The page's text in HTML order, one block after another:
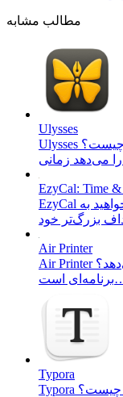
مطالب مشابه
Ulysses
Ulysses چیست؟ Ulysses به شما اجازه تمرکز کردن در
EzyCal: Time &
EzyCal یک تقویم برای سال جدید است که اگر می‌خواهید به
Air Printer
Air Printer چیست و چه کاری انجام می‌دهد؟ Air Printer
است…
Typora
Typora چیست؟ Typora برنامه‌ای جهت ویرایش و نوشتن